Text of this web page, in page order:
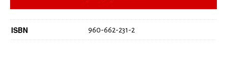
ISBN 960-662-231-2